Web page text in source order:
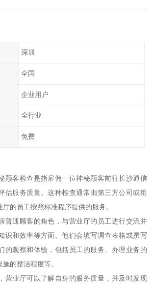
深圳
全国
企业用户
全行业
免费
顾客检查是指雇佣一位神秘顾客前往长沙通信
估服务质量。这种检查通常由第三方公司或组
的员工按照标准程序提供的服务。
普通顾客的角色，与营业厅的员工进行交流并
识和效率等方面。他们会填写调查表格或撰写
的观察和体验，包括员工的服务、办理业务的
的整洁程度等。
营业厅可以了解自身的服务质量，并及时发现